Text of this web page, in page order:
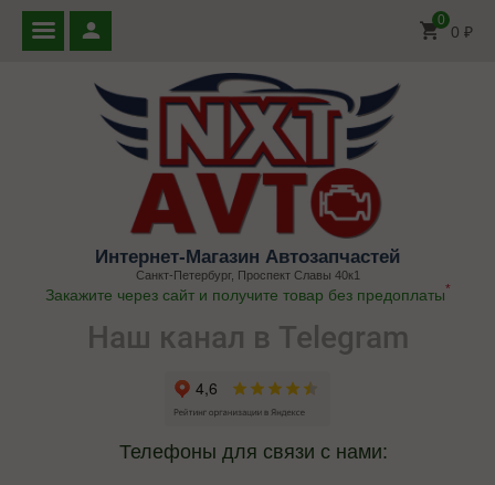
0
0 ₽
Интернет-Магазин Автозапчастей
Санкт-Петербург, Проспект Славы 40к1
Закажите через сайт и получите товар без предоплаты*
Наш канал в Telegram
Телефоны для связи с нами: